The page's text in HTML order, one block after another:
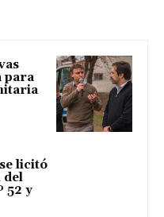
para
licitó
del
52 y